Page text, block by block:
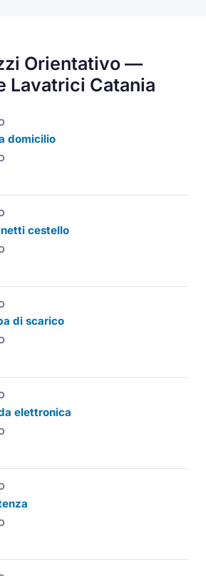
Orientativo —
Lavatrici Catania
domicilio
cestello
di scarico
elettronica